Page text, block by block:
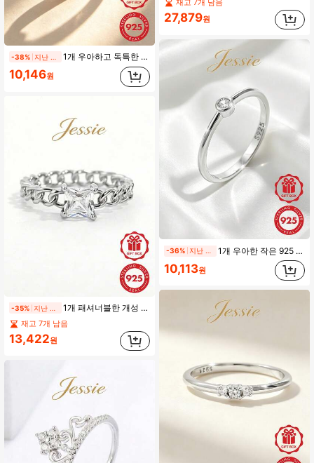
-38% 1개 우아하고 독특한 925 스털링 실버 큐빅 지르코니아 기하학적 중공 페이퍼클립 반지 여성용, 일상 착용, 데이트, 파티, 선물
10,146원
-35% 1개 패셔너블한 개성 있는 빛나는 힙합 925 실버 큐빅 지르코니아 체인 스퀘어 메인 스톤 디자인 반지, 여성에게 이상적인 선물, 데이트, 파티 및 일상 착용에 적합
재고 7개 남음
13,422원
재고 7개 남음
27,879원
-36% 1개 우아한 작은 925 스털링 실버 라운드 큐빅 지르코니아 반지, 스택 가능, 여성 데이트 선물
10,113원